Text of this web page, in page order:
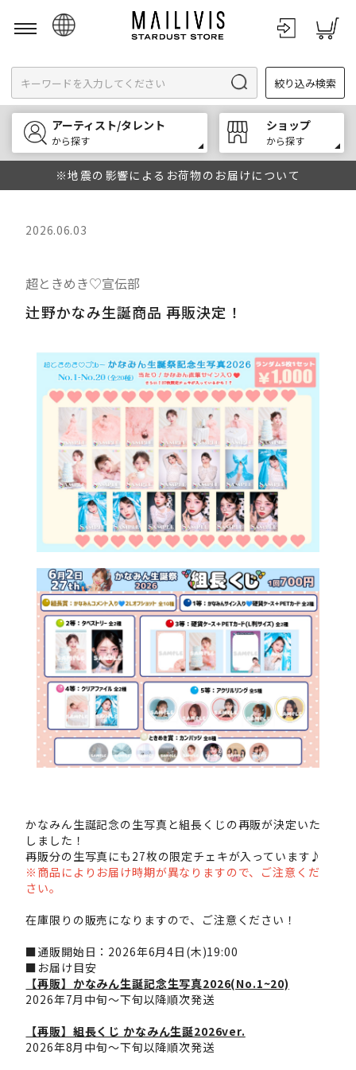
English
한국어
中文
絞り込み検索
アーティスト/タレント
から探す
ショップ
から探す
※地震の影響によるお荷物のお届けについて
2026.06.03
超ときめき♡宣伝部
辻野かなみ生誕商品 再販決定！
かなみん生誕記念の生写真と組長くじの再販が決定いた
しました！
再販分の生写真にも27枚の限定チェキが入っています♪
※商品によりお届け時期が異なりますので、ご注意くだ
さい。
在庫限りの販売になりますので、ご注意ください！
■通販開始日：2026年6月4日(木)19:00
■お届け目安
【再販】かなみん生誕記念生写真2026(No.1~20)
2026年7月中旬～下旬以降順次発送
【再販】組長くじ かなみん生誕2026ver.
2026年8月中旬～下旬以降順次発送